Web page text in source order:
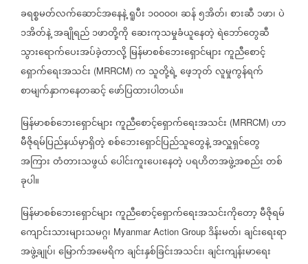
ခရစ္စမတ်လက်ဆောင်အနေနဲ့ရူပီး ၁၀၀၀၀၊ဆန်၅အိတ်၊စားဆီ ၁ဖာ၊ပဲ
၁အိတ်နဲ့အချိုရည်၁ဖာတို့ကိုဆေးကုသမှုခံယူနေတဲ့ရဲဘော်တွေဆီ
သွားရောက်ပေးအပ်ခဲ့တာလို့မြန်မာစစ်ဘေးရှောင်များကူညီစောင့်
ရှောက်ရေးအသင်း (MRRCM) က သူတို့ရဲ့ဖေ့ဘုတ်လူမှုကွန်ရက်
စာမျက်နှာကနေတဆင့်ဖော်ပြထားပါတယ်။
မြန်မာစစ်ဘေးရှောင်များကူညီစောင့်ရှောက်ရေးအသင်း (MRRCM) ဟာ
မီဇိုရမ်ပြည်နယ်မှာရှိတဲ့စစ်ဘေးရှောင်ပြည်သူတွေနဲ့အလှူရှင်တွေ
အကြားတံတားသဖွယ်ပေါင်းကူးပေးနေတဲ့ပရဟိတအဖွဲ့အစည်းတစ်
ခုပါ။
မြန်မာစစ်ဘေးရှောင်များကူညီစောင့်ရှောက်ရေးအသင်းကိုတော့မီဇိုရမ်
ကျောင်းသားများသမဂ္ဂ၊ Myanmar Action Group ဒိန်းမတ်၊ချင်းရေးရာ
အဖွဲ့ချုပ်၊မြောက်အမေရိကချင်းနှစ်ခြင်းအသင်း၊ချင်းကျန်းမာရေး